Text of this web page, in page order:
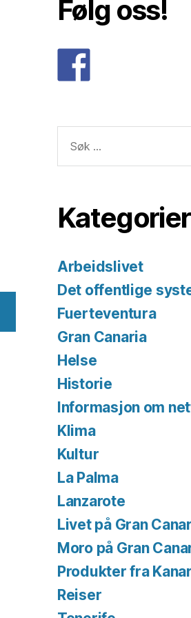
Følg oss!
etter:
Kategorier
Arbeidslivet
Det offentlige
Fuerteventura
Gran Canaria
Helse
Historie
Informasjon om
Klima
Kultur
La Palma
Lanzarote
Livet på Gran
Moro på Gran
Produkter fra
Reiser